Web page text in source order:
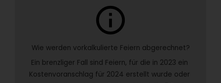
info
Wie werden vorkalkulierte Feiern abgerechnet?
Ein brenzliger Fall sind Feiern, für die in 2023 ein
Kostenvoranschlag für 2024 erstellt wurde oder